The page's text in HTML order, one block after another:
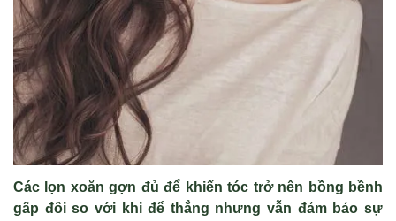
Các lọn xoăn gợn đủ để khiến tóc trở nên bồng bềnh
gấp đôi so với khi để thẳng nhưng vẫn đảm bảo sự